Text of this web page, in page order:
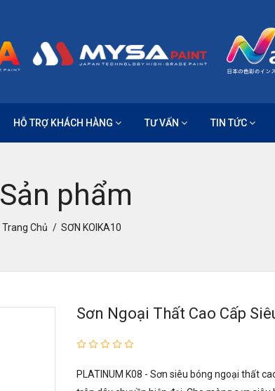
HỖ TRỢ KHÁCH HÀNG TƯ VẤN TIN TỨC
Sản phẩm
Trang Chủ SƠN KOIKA10
Sơn Ngoại Thất Cao Cấp
PLATINUM K08 - Sơn siêu bóng ngoại thất